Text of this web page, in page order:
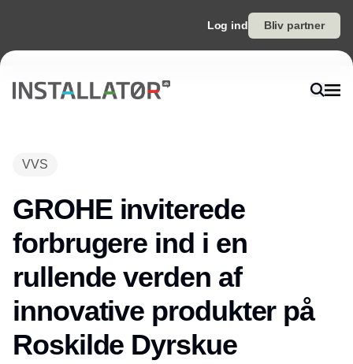
Log ind Bliv partner
VVS
GROHE inviterede
forbrugere ind i en
rullende verden af
innovative produkter på
Roskilde Dyrskue